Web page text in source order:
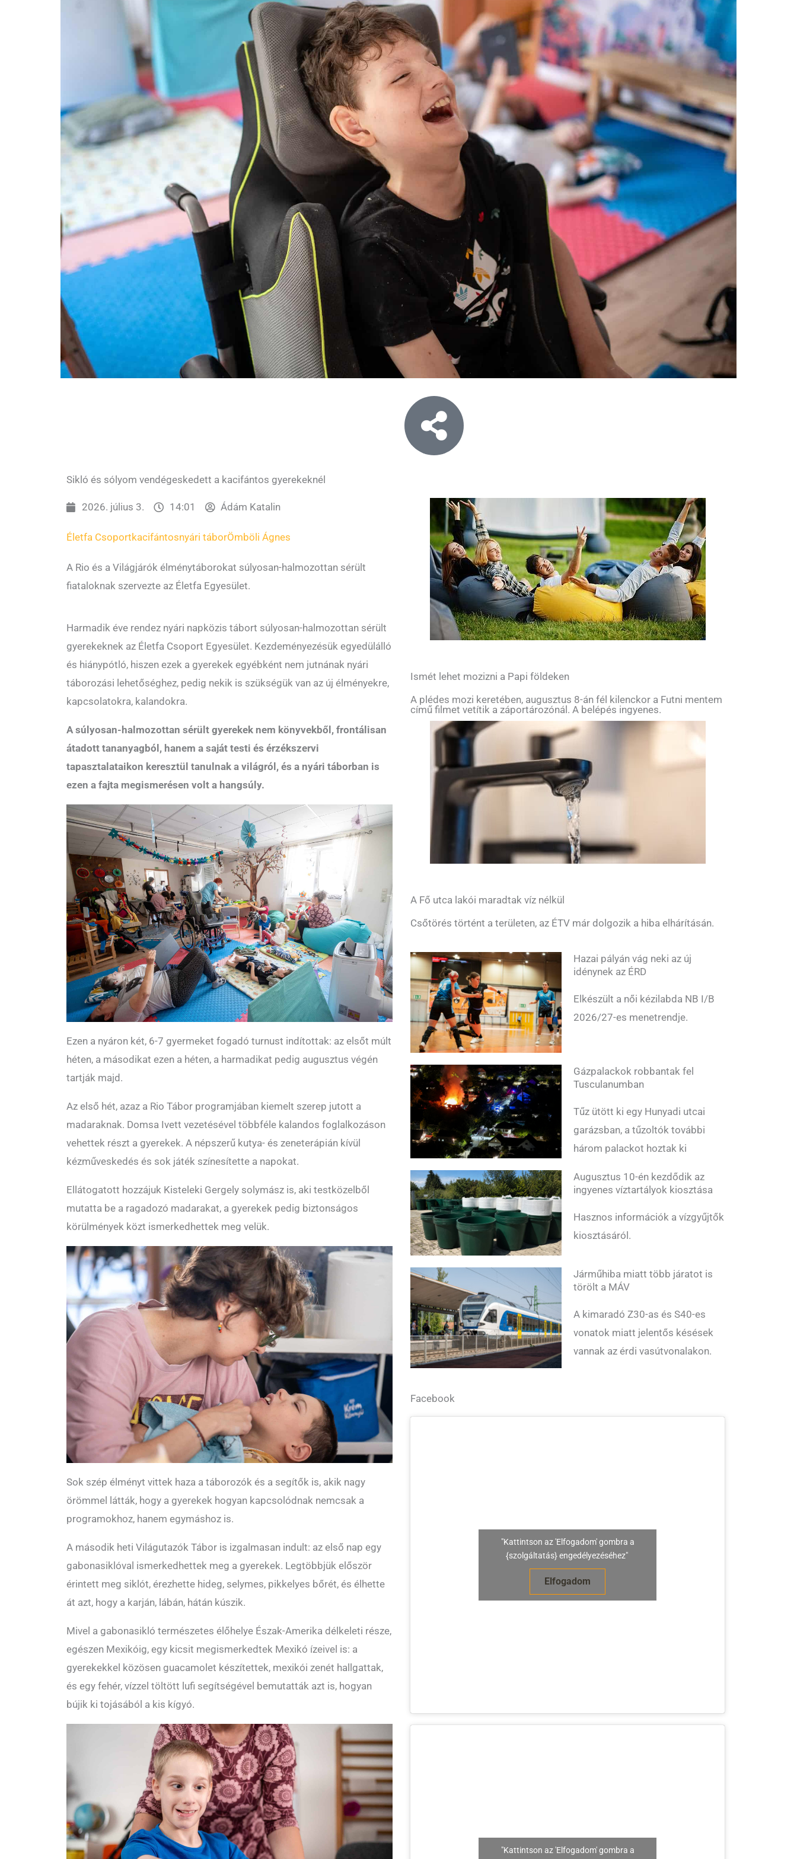
Sikló és sólyom vendégeskedett a kacifántos gyerekeknél
2026. július 3. 14:01 Ádám Katalin
Életfa Csoportkacifántosnyári táborÖmböli Ágnes
A Rio és a Világjárók élménytáborokat súlyosan-halmozottan sérült
fiataloknak szervezte az Életfa Egyesület.
Harmadik éve rendez nyári napközis tábort súlyosan-halmozottan sérült
gyerekeknek az Életfa Csoport Egyesület. Kezdeményezésük egyedülálló
és hiánypótló, hiszen ezek a gyerekek egyébként nem jutnának nyári
táborozási lehetőséghez, pedig nekik is szükségük van az új élményekre,
kapcsolatokra, kalandokra.
A súlyosan-halmozottan sérült gyerekek nem könyvekből, frontálisan
átadott tananyagból, hanem a saját testi és érzékszervi
tapasztalataikon keresztül tanulnak a világról, és a nyári táborban is
ezen a fajta megismerésen volt a hangsúly.
Ezen a nyáron két, 6-7 gyermeket fogadó turnust indítottak: az elsőt múlt
héten, a másodikat ezen a héten, a harmadikat pedig augusztus végén
tartják majd.
Az első hét, azaz a Rio Tábor programjában kiemelt szerep jutott a
madaraknak. Domsa Ivett vezetésével többféle kalandos foglalkozáson
vehettek részt a gyerekek. A népszerű kutya- és zeneterápián kívül
kézműveskedés és sok játék színesítette a napokat.
Ellátogatott hozzájuk Kisteleki Gergely solymász is, aki testközelből
mutatta be a ragadozó madarakat, a gyerekek pedig biztonságos
körülmények közt ismerkedhettek meg velük.
Sok szép élményt vittek haza a táborozók és a segítők is, akik nagy
örömmel látták, hogy a gyerekek hogyan kapcsolódnak nemcsak a
programokhoz, hanem egymáshoz is.
A második heti Világutazók Tábor is izgalmasan indult: az első nap egy
gabonasiklóval ismerkedhettek meg a gyerekek. Legtöbbjük először
érintett meg siklót, érezhette hideg, selymes, pikkelyes bőrét, és élhette
át azt, hogy a karján, lábán, hátán kúszik.
Mivel a gabonasikló természetes élőhelye Észak-Amerika délkeleti része,
egészen Mexikóig, egy kicsit megismerkedtek Mexikó ízeivel is: a
gyerekekkel közösen guacamolet készítettek, mexikói zenét hallgattak,
és egy fehér, vízzel töltött lufi segítségével bemutatták azt is, hogyan
bújik ki tojásából a kis kígyó.
Ismét lehet mozizni a Papi földeken
A plédes mozi keretében, augusztus 8-án fél kilenckor a Futni mentem
című filmet vetítik a záportározónál. A belépés ingyenes.
A Fő utca lakói maradtak víz nélkül
Csőtörés történt a területen, az ÉTV már dolgozik a hiba elhárításán.
Hazai pályán vág neki az új
idénynek az ÉRD
Elkészült a női kézilabda NB I/B
2026/27-es menetrendje.
Gázpalackok robbantak fel
Tusculanumban
Tűz ütött ki egy Hunyadi utcai
garázsban, a tűzoltók további
három palackot hoztak ki
Augusztus 10-én kezdődik az
ingyenes víztartályok kiosztása
Hasznos információk a vízgyűjtők
kiosztásáról.
Járműhiba miatt több járatot is
törölt a MÁV
A kimaradó Z30-as és S40-es
vonatok miatt jelentős késések
vannak az érdi vasútvonalakon.
Facebook
"Kattintson az 'Elfogadom' gombra a
{szolgáltatás} engedélyezéséhez"
Elfogadom
"Kattintson az 'Elfogadom' gombra a